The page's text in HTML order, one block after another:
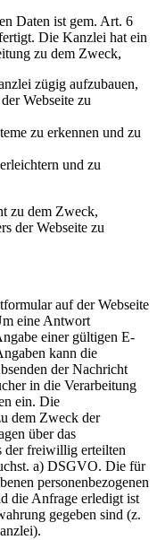
Daten ist gem. Art. 6
Die Kanzlei hat ein
zu dem Zweck,
zügig aufzubauen,
Webseite zu
zu erkennen und zu
und zu
zu dem Zweck,
der Webseite zu
auf der Webseite
eine Antwort
einer gültigen E-
kann die
der Nachricht
in die Verarbeitung
ein. Die
dem Zweck der
über das
der freiwillig erteilten
a) DSGVO. Die für
personenbezogenen
die Anfrage erledigt ist
gegeben sind (z.